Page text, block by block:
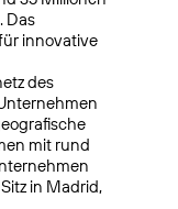
Das
innovative
des
mit rund
in Madrid,